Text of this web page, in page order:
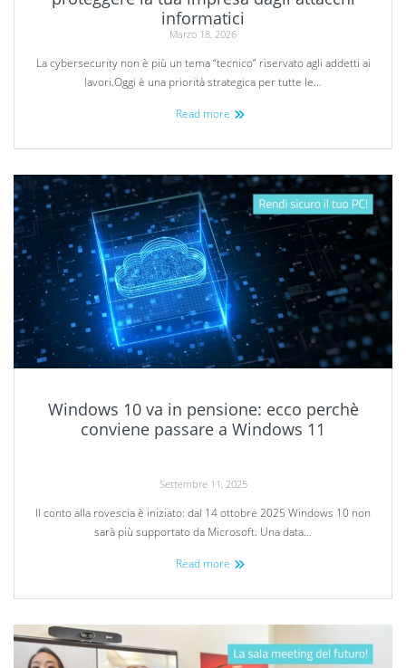
informatici
Marzo 18, 2026
La cybersecurity non è più un tema “tecnico” riservato agli addetti ai
lavori.Oggi è una priorità strategica per tutte le…
Read more
Windows 10 va in pensione: ecco perchè
conviene passare a Windows 11
Settembre 11, 2025
Il conto alla rovescia è iniziato: dal 14 ottobre 2025 Windows 10 non
sarà più supportato da Microsoft. Una data…
Read more